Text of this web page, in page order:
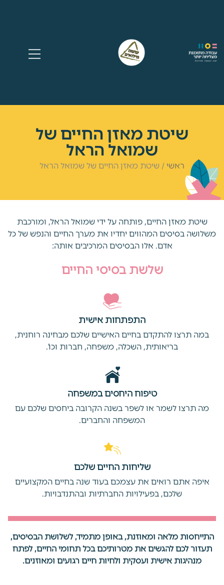
שיטת מאזן החיים של
שמואל הראל
ראשי / שיטת מאזן החיים של שמואל הראל
שיטת מאזן החיים, פותחה על ידי שמואל הראל, ומורכבת
משלושה בסיסים המהווים יחדיו את מערך החיים והנפש של כל
אדם. אלו הבסיסים המרכיבים אותה:
שלשת בסיסי החיים
התפתחות אישית
במה תרצו להתקדם בחיים האישיים שלכם מבחינה רוחנית,
בריאותית, השכלה, משפחה, חברות וכו’.
טיפוח היחסים במשפחה
מה תרצו לשמר או לשפר בשנה הקרובה ביחסים שלכם עם
המשפחה והחברים.
שליחות החיים שלכם
איפה אתם רואים את עצמכם בעוד שנה בחיים המקצועיים
שלכם, בפעילויות החברתיות ובהתנדבויות.
התייחסות מלאה ומאוזנת, באופן מתמיד, לשלושת הבסיסים,
תעזור לכם להגשים את מטרותיכם בכל תחומי החיים, לפתח
מנהיגות אישית ועסקית ולחיות חיים רגועים ומאוזנים.